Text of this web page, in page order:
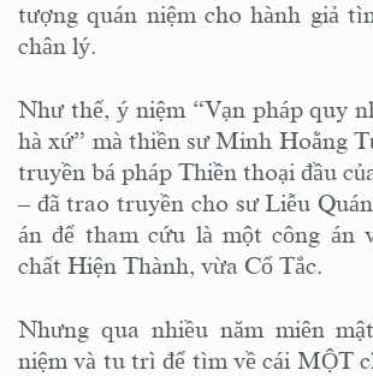
tượng quán niệm cho hành giả
chân lý.
Như thế, ý niệm “Vạn pháp quy
hà xứ” mà thiền sư Minh Hoằng
truyền bá pháp Thiền thoại đầu
– đã trao truyền cho sư Liễu
án để tham cứu là một công án
chất Hiện Thành, vừa Cổ Tắc.
Nhưng qua nhiều năm miên
niệm và tu trì để tìm về cái MỘT